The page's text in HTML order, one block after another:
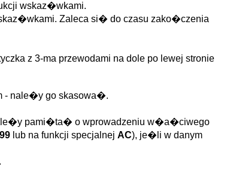
wskaz�wkami.
Zaleca si� do czasu zako�czenia
z 3-ma przewodami na dole po lewej stronie
- nale�y go skasowa�.
pami�ta� o wprowadzeniu w�a�ciwego
99 lub na funkcji specjalnej AC), je�li w danym